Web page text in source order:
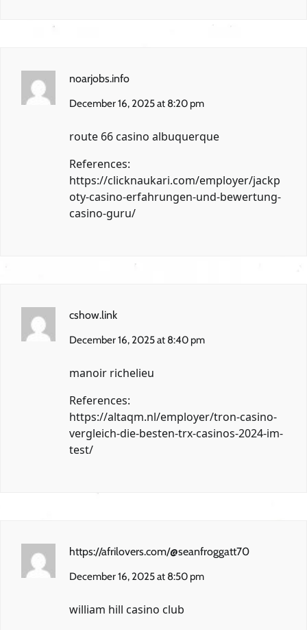
noarjobs.info
December 16, 2025 at 8:20 pm
route 66 casino albuquerque
References:
https://clicknaukari.com/employer/jackp
oty-casino-erfahrungen-und-bewertung-
casino-guru/
cshow.link
December 16, 2025 at 8:40 pm
manoir richelieu
References:
https://altaqm.nl/employer/tron-casino-
vergleich-die-besten-trx-casinos-2024-im-
test/
https://afrilovers.com/@seanfroggatt70
December 16, 2025 at 8:50 pm
william hill casino club